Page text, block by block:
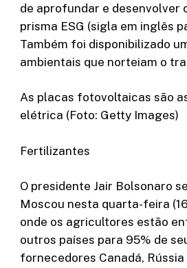
de aprofundar e desenvolver
prisma ESG (sigla em inglês
Também foi disponibilizado
ambientais que norteiam o
As placas fotovoltaicas são
elétrica (Foto: Getty Images)
Fertilizantes
O presidente Jair Bolsonaro
Moscou nesta quarta-feira
onde os agricultores estão
outros países para 95% de
fornecedores Canadá,